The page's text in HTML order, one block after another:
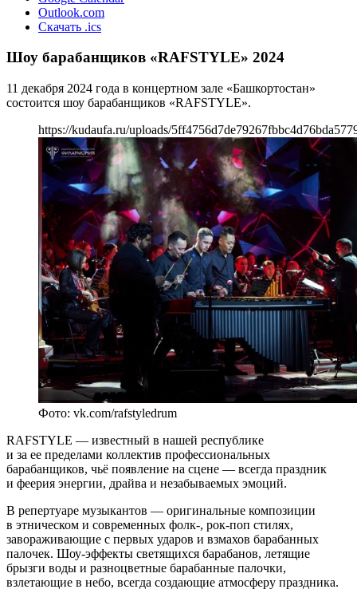
Outlook.com
Скачать .ics
Шоу барабанщиков «RAFSTYLE» 2024
11 декабря 2024 года в концертном зале «Башкортостан»
состоится шоу барабанщиков «RAFSTYLE».
https://kudaufa.ru/uploads/
Фото: vk.com/rafstyledrum
RAFSTYLE — известный в нашей республике
и за ее пределами коллектив профессиональных
барабанщиков, чьё появление на сцене — всегда праздник
и феерия энергии, драйва и незабываемых эмоций.
В репертуаре музыкантов — оригинальные композиции
в этническом и современных фолк-, рок-поп стилях,
завораживающие с первых ударов и взмахов барабанных
палочек. Шоу-эффекты светящихся барабанов, летящие
брызги воды и разноцветные барабанные палочки,
взлетающие в небо, всегда создающие атмосферу праздника.